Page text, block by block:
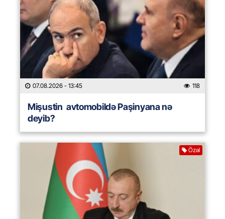
07.08.2026 - 13:45 118
Mişustin avtomobildə Paşinyana nə
deyib?
Özəl